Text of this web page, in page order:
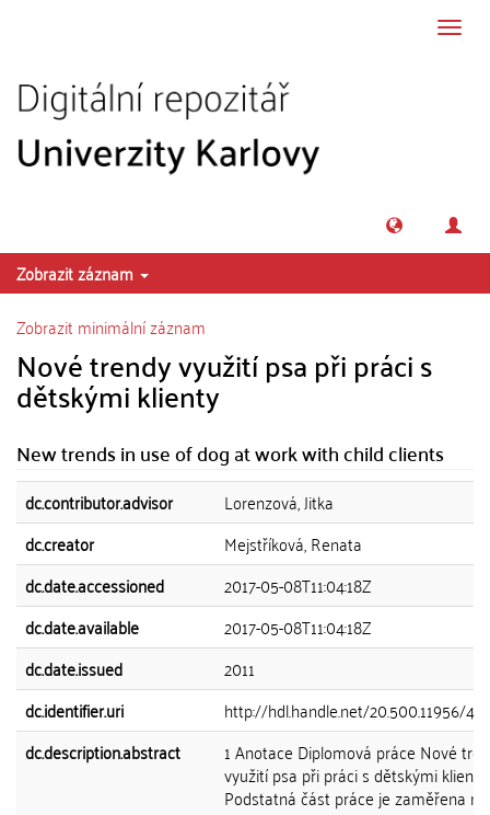
Zobrazit záznam
Zobrazit minimální záznam
Nové trendy využití psa při práci s
dětskými klienty
New trends in use of dog at work with child clients
dc.contributor.advisor
Lorenzová, Jitka
dc.creator
Mejstříková, Renata
dc.date.accessioned
2017-05-08T11:04:18Z
dc.date.available
2017-05-08T11:04:18Z
dc.date.issued
2011
dc.identifier.uri
http://hdl.handle.net/20.500.11956/
dc.description.abstract
1 Anotace Diplomová práce Nové
využití psa při práci s dětskými klienty.
Podstatná část práce je zaměřena na